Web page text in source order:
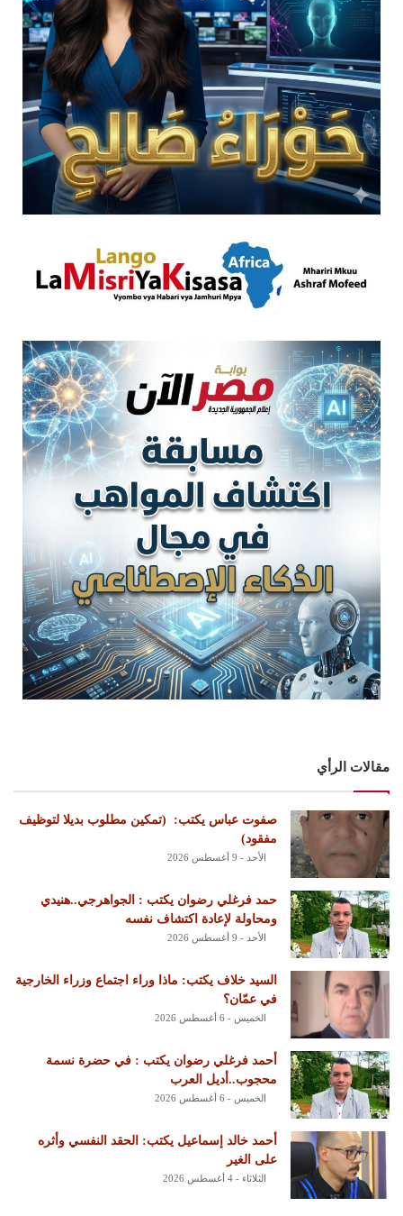
مقالات الرأي
‏صفوت عباس يكتب: ‏ ‏(تمكين مطلوب بديلا لتوظيف
مفقود)
الأحد - 9 أغسطس 2026
حمد فرغلي رضوان يكتب : الجواهرجي..هنيدي
ومحاولة لإعادة اكتشاف نفسه
الأحد - 9 أغسطس 2026
السيد خلاف يكتب: ماذا وراء اجتماع وزراء الخارجية
في عمّان؟
الخميس - 6 أغسطس 2026
أحمد فرغلي رضوان يكتب : في حضرة نسمة
محجوب..أديل العرب
الخميس - 6 أغسطس 2026
أحمد خالد إسماعيل يكتب: الحقد النفسي وأثره
على الغير
الثلاثاء - 4 أغسطس 2026